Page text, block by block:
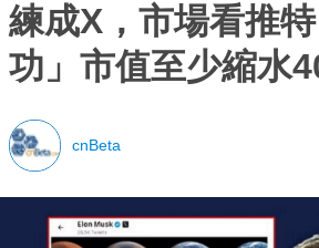
練成X，市場看推
功」市值至少縮水
cnBeta